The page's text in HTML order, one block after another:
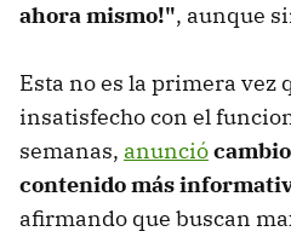
ahora mismo!", aunque
Esta no es la primera vez
insatisfecho con el
semanas, anunció
contenido más
afirmando que buscan